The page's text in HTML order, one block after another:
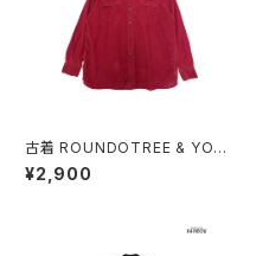
古着 ROUNDOTREE & YORK
E ラウンドツリーアンドヨーク
前開き 無地 コーデュロイ 長袖
¥2,900